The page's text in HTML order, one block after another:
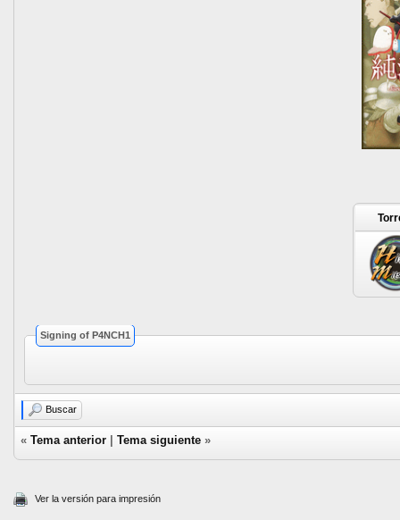
Signing of P4NCH1
Buscar
« Tema anterior Tema siguiente »
Ver la versión para impresión